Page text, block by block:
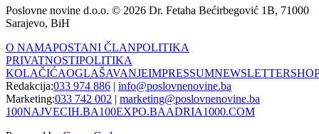
Poslovne novine d.o.o. © 2026 Dr. Fetaha Bećirbegović 1B, 71000
Sarajevo, BiH
O NAMAPOSTANI ČLANPOLITIKA
PRIVATNOSTIPOLITIKA
KOLAČIĆAOGLAŠAVANJEIMPRESSUMNEWSLETTER
Redakcija:033 974 886 | info@poslovnenovine.ba
Marketing:033 742 002 | marketing@poslovnenovine.ba
100NAJVECIH.BA100EXPO.BAADRIA1000.COM